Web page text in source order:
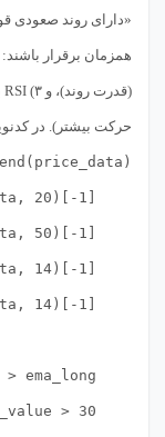
«دارای روند
حرکت بیشتر). در